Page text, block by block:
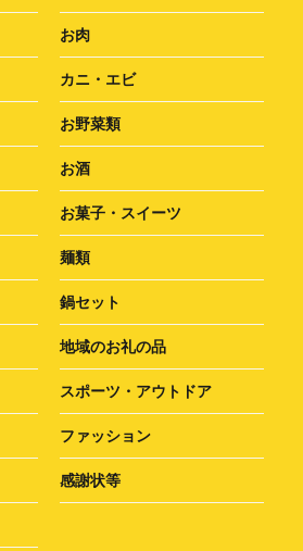
お肉
カニ・エビ
お野菜類
お酒
お菓子・スイーツ
麺類
鍋セット
地域のお礼の品
スポーツ・アウトドア
ファッション
感謝状等